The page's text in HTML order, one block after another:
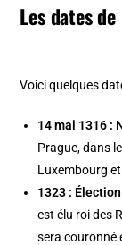
Les dates
Voici quelques
14 mai 1316 :
Prague, dans
Luxembourg et
1323 :
est élu roi des
sera couronné